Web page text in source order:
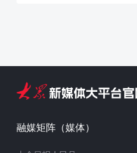
融媒矩阵（媒体）